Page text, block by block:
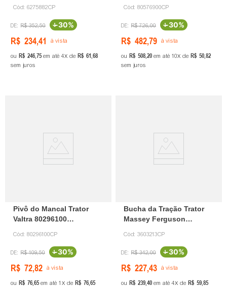
Cód: 6275882CP
R$ 352,50 -30%
R$ 234,41 à vista
ou R$ 246,75 em até4 de R$ 61,68
sem juros
Cód: 80576900CP
R$ 726,00 -30%
R$ 482,79 à vista
ou R$ 508,20 em até 10 de R$ 50,82
sem juros
Pivô do Mancal Trator
Valtra 80296100
Cód: 80296100CP
R$ 109,50 -30%
R$ 72,82 à vista
ou R$ 76,65 em até 1 de R$ 76,65
Bucha da Tração Trator
Massey Ferguson
Cód: 3603213CP
R$ 342,00 -30%
R$ 227,43 à vista
ou R$ 239,40 em até4 de R$ 59,85